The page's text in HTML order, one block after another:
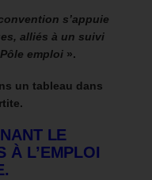
s’appuie
alliés à un suivi
emploi ».
un tableau dans
LE
À L’EMPLOI
.